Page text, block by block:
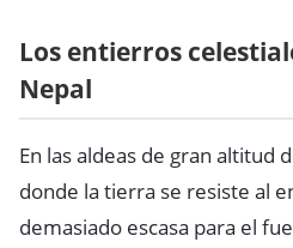
Los entierros
Nepal
En las aldeas de gran altitud
donde la tierra se resiste al
demasiado escasa para el